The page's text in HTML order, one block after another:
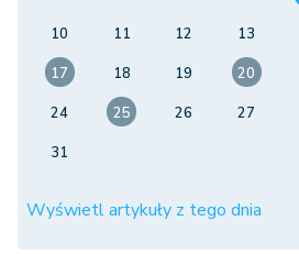
10
11 12 13
17
18 19 20
24
25 26 27
31
Wyświetl artykuły z tego dnia